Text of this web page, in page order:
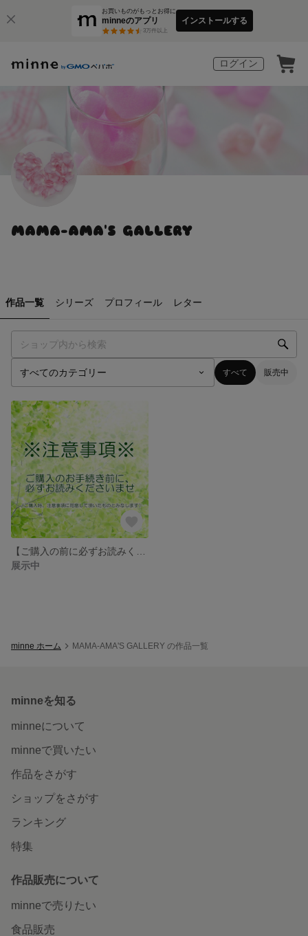
お買いものがもっとお得に
minneのアプリ
3万件以上
インストールする
ログイン
MAMA-AMA'S GALLERY
作品一覧 シリーズ プロフィール レター
すべて 販売中
展示中
minne ホーム MAMA-AMA'S GALLERY の作品一覧
minneを知る
minneについて
minneで買いたい
作品をさがす
ショップをさがす
ランキング
特集
作品販売について
minneで売りたい
食品販売